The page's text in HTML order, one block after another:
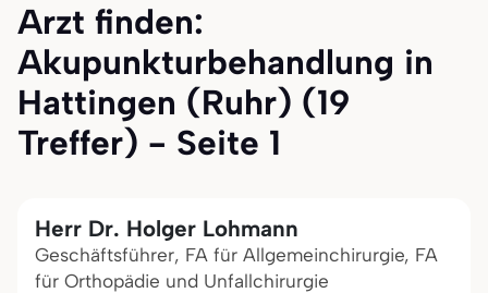
Arzt finden:
Akupunkturbehandlung in
Hattingen (Ruhr) (19
Treffer) - Seite 1
Herr Dr. Holger Lohmann
Geschäftsführer, FA für Allgemeinchirurgie, FA
für Orthopädie und Unfallchirurgie